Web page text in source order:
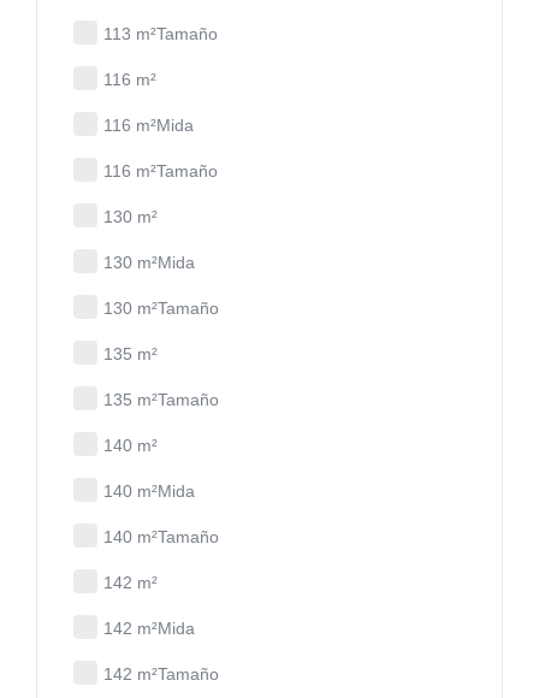
113 m²Tamaño
116 m²
116 m²Mida
116 m²Tamaño
130 m²
130 m²Mida
130 m²Tamaño
135 m²
135 m²Tamaño
140 m²
140 m²Mida
140 m²Tamaño
142 m²
142 m²Mida
142 m²Tamaño